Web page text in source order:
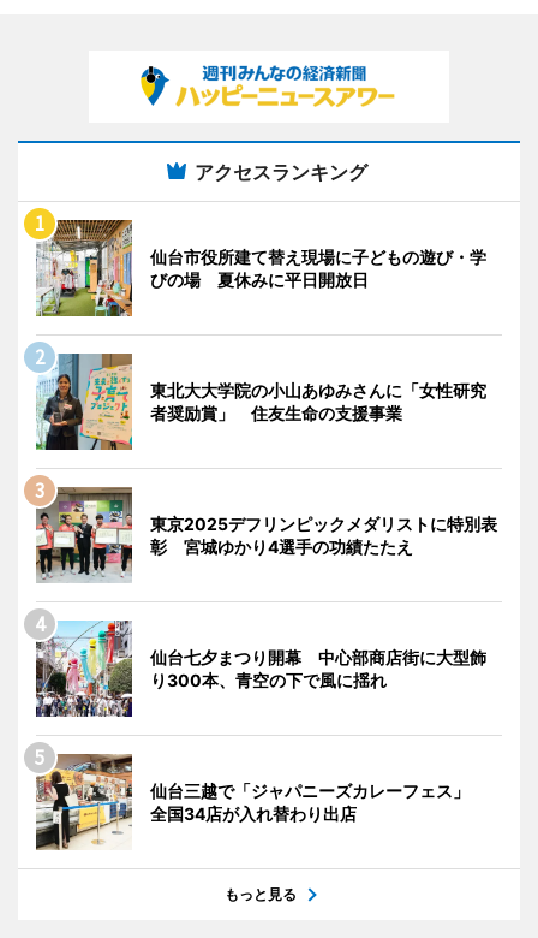
アクセスランキング
仙台市役所建て替え現場に子どもの遊び・学
びの場 夏休みに平日開放日
東北大大学院の小山あゆみさんに「女性研究
者奨励賞」 住友生命の支援事業
東京2025デフリンピックメダリストに特別表
彰 宮城ゆかり4選手の功績たたえ
仙台七夕まつり開幕 中心部商店街に大型飾
り300本、青空の下で風に揺れ
仙台三越で「ジャパニーズカレーフェス」
全国34店が入れ替わり出店
もっと見る